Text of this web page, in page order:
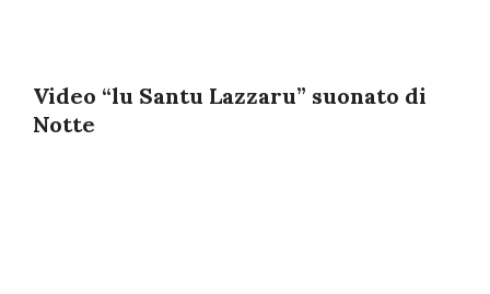
Video “lu Santu Lazzaru” suonato di
Notte